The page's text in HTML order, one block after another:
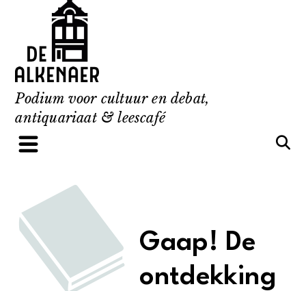
content
Podium voor cultuur en debat,
antiquariaat & leescafé
Gaap! De
ontdekking